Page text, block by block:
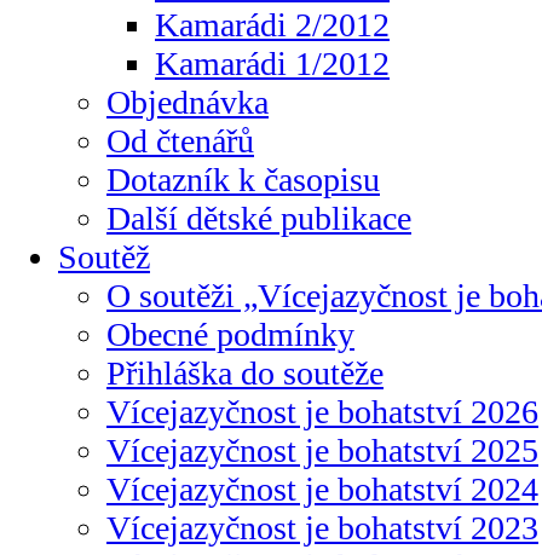
Kamarádi 2/2012
Kamarádi 1/2012
Objednávka
Od čtenářů
Dotazník k časopisu
Další dětské publikace
Soutěž
O soutěži „Vícejazyčnost je
Obecné podmínky
Přihláška do soutěže
Vícejazyčnost je bohatství 2026
Vícejazyčnost je bohatství 2025
Vícejazyčnost je bohatství 2024
Vícejazyčnost je bohatství 2023